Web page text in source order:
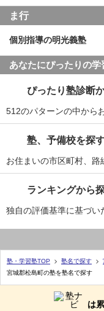
ま行
個別指導の明光義塾
あなたにぴったりの
ぴったり塾診断
512のパターンの中から
塾、予備校を探
お住まいの市区町村、路
ランキングから
独自の評価基準に基づい
塾・学習塾TOP 塾名で探す
宮城郡松島町の塾を塾名で探す
は